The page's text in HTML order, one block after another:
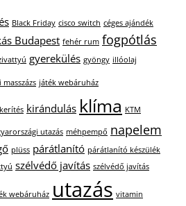
Black Friday cisco switch céges ajándék
Budapest fehér rum fogpótlás
gyerekülés gyöngy illóolaj
játék webáruház
kerítés kirándulás klíma KTM
utazás méhpempő napelem
plüss párátlanító párátlanító készülék
szélvédő javítás szélvédő javítás
webáruház utazás vitamin